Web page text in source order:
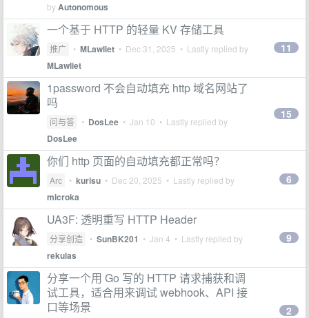
byAutonomous
一个基于 HTTP 的轻量 KV 存储工具
推广 • MLawliet • Dec 31, 2025 • Lastly replied by
MLawliet
11
1password 不会自动填充 http 域名网站了
吗
问与答 • DosLee • Jan 10 • Lastly replied by
DosLee
15
你们 http 页面的自动填充都正常吗？
Arc • kurisu • Dec 20, 2025 • Lastly replied by
microka
6
UA3F: 透明重写 HTTP Header
分享创造 • SunBK201 • Jan 4 • Lastly replied by
rekulas
9
分享一个用 Go 写的 HTTP 请求捕获和调
试工具，适合用来调试 webhook、API 接
口等场景
2